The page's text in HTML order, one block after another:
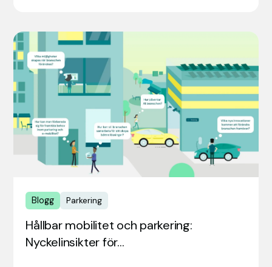
Blogg Parkering
Hållbar mobilitet och parkering:
Nyckelinsikter för…